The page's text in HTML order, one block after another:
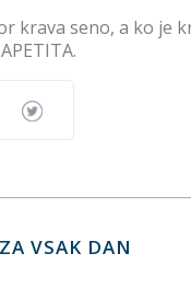
krava seno, a ko je
VSAK DAN